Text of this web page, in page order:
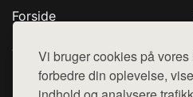
Vi bruger cookies på
forbedre din oplevelse,
Forside
Top Rabatter
Kontakt